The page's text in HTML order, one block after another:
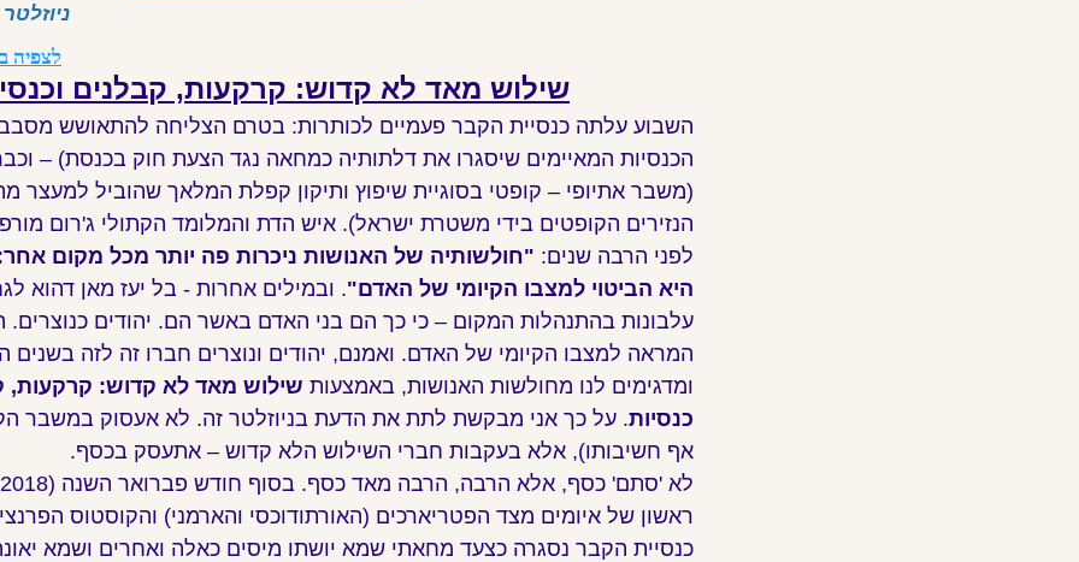
לצפיה
שילוש מאד לא קדוש: קרקעות, קבלנים
השבוע עלתה כנסיית הקבר פעמיים לכותרות: בטרם הצליחה להתאושש
הכנסיות המאיימים שיסגרו את דלתותיה כמחאה נגד הצעת חוק בכנסת) –
(משבר אתיופי – קופטי בסוגיית שיפוץ ותיקון קפלת המלאך שהוביל למעצר
הנזירים הקופטים בידי משטרת ישראל). איש הדת והמלומד הקתולי ג'רום
לפני הרבה שנים: "חולשותיה של האנושות ניכרות פה יותר מכל מקום
היא הביטוי למצבו הקיומי של האדם". ובמילים אחרות - בל יעז מאן דהוא
עלבונות בהתנהלות המקום – כי כך הם בני האדם באשר הם. יהודים כנוצרים.
המראה למצבו הקיומי של האדם. ואמנם, יהודים ונוצרים חברו זה לזה בשנים
ומדגימים לנו מחולשות האנושות, באמצעות שילוש מאד לא קדוש: קרקעות,
כנסיות. על כך אני מבקשת לתת את הדעת בניוזלטר זה. לא אעסוק במשבר
אף חשיבותו), אלא בעקבות חברי השילוש הלא קדוש – אתעסק בכסף.
ראשון של איומים מצד הפטריארכים (האורתודוכסי והארמני) והקוסטוס
כנסיית הקבר נסגרה כצעד מחאתי שמא יושתו מיסים כאלה ואחרים ושמא